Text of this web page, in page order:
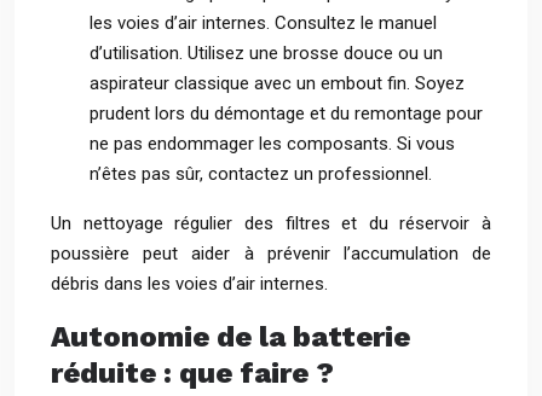
les voies d’air internes. Consultez le manuel
d’utilisation. Utilisez une brosse douce ou un
aspirateur classique avec un embout fin. Soyez
prudent lors du démontage et du remontage pour
ne pas endommager les composants. Si vous
n’êtes pas sûr, contactez un professionnel.
Un nettoyage régulier des filtres et du réservoir à
poussière peut aider à prévenir l’accumulation de
débris dans les voies d’air internes.
Autonomie de la batterie
réduite : que faire ?